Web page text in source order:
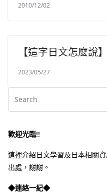
2010/12/02
【這字日文怎麼說
2023/05/27
歡迎光臨!!
這裡介紹日文學習及日本相關
出處，謝謝。
◆連絡一紀◆